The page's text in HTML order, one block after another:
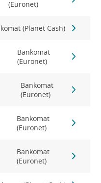
(Euronet)
(Planet Cash)
Bankomat
(Euronet)
Bankomat
(Euronet)
Bankomat
(Euronet)
Bankomat
(Euronet)